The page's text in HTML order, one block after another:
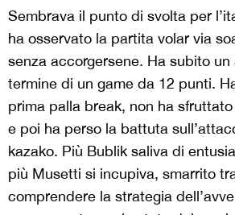
Sembrava il punto di svolta per
ha osservato la partita volar via
senza accorgersene. Ha subito un
termine di un game da 12 punti.
prima palla break, non ha
e poi ha perso la battuta
kazako. Più Bublik saliva di
più Musetti si incupiva, smarrito
comprendere la strategia